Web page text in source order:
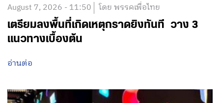
August 7, 2026 - 11:50 โดย พรรคเพื่อไทย
เตรียมลงพื้นที่เกิดเหตุกราดยิงทันที วาง 3
แนวทางเบื้องต้น
อ่านต่อ